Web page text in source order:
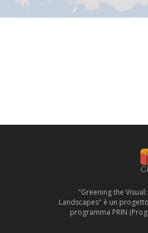
"Greening the
Landscapes" è un
programma PRIN